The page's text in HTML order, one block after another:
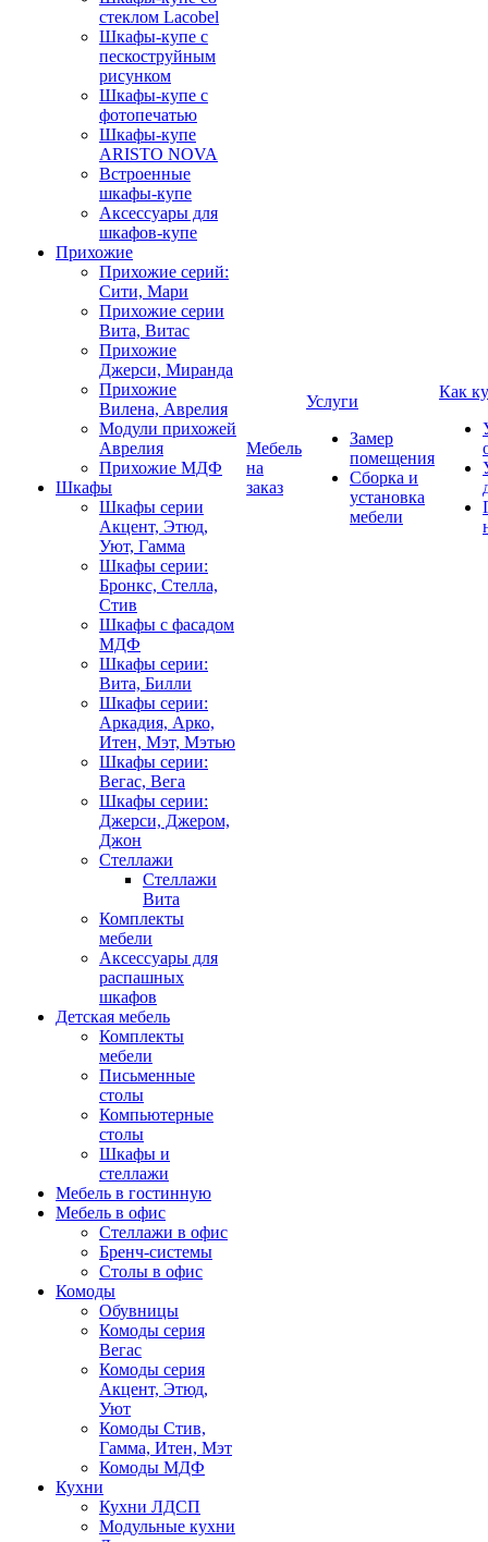
стеклом Lacobel
Шкафы-купе с
пескоструйным
рисунком
Шкафы-купе с
фотопечатью
Шкафы-купе
ARISTO NOVA
Встроенные
шкафы-купе
Аксессуары для
шкафов-купе
Прихожие
Прихожие серий:
Сити, Мари
Прихожие серии
Вита, Витас
Прихожие
Джерси, Миранда
Прихожие
Вилена, Аврелия
Модули прихожей
Аврелия
Прихожие МДФ
Шкафы
Шкафы серии
Акцент, Этюд,
Уют, Гамма
Шкафы серии:
Бронкс, Стелла,
Стив
Шкафы с фасадом
МДФ
Шкафы серии:
Вита, Билли
Шкафы серии:
Аркадия, Арко,
Итен, Мэт, Мэтью
Шкафы серии:
Вегас, Вега
Шкафы серии:
Джерси, Джером,
Джон
Стеллажи
Стеллажи
Вита
Комплекты
мебели
Аксессуары для
распашных
шкафов
Детская мебель
Комплекты
мебели
Письменные
столы
Компьютерные
столы
Шкафы и
стеллажи
Мебель в гостинную
Мебель в офис
Стеллажи в офис
Бренч-системы
Столы в офис
Комоды
Обувницы
Комоды серия
Вегас
Комоды серия
Акцент, Этюд,
Уют
Комоды Стив,
Гамма, Итен, Мэт
Комоды МДФ
Кухни
Кухни ЛДСП
Модульные кухни
Мебель
на
заказ
Услуги
Замер
помещения
Сборка и
установка
мебели
Как